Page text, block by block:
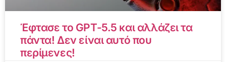
Έφτασε το GPT-5.5 και αλλάζει τα
πάντα! Δεν είναι αυτό που
περίμενες!